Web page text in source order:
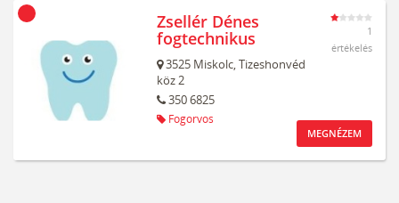
Zsellér Dénes
fogtechnikus
3525 Miskolc,Tizeshonvéd
köz 2
350 6825
Fogorvos
1
értékelés
MEGNÉZEM